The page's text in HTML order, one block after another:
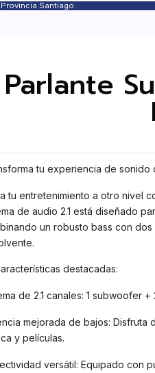
Santiago
Parlante
tu experiencia de sonido
tu entretenimiento a otro nivel
de audio 2.1 está diseñado
un robusto bass con
destacadas:
de 2.1 canales: 1 subwoofer
mejorada de bajos:
y películas.
versátil: Equipado con